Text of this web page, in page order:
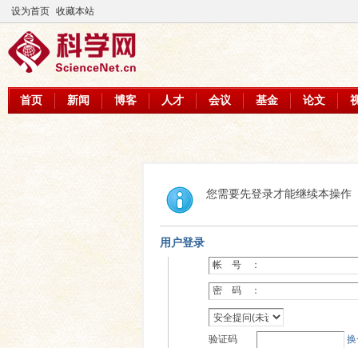
设为首页 收藏本站
首页 新闻 博客 人才 会议 基金 论文
您需要先登录才能继续本操作
用户登录
帐 号 ：
密 码 ：
验证码